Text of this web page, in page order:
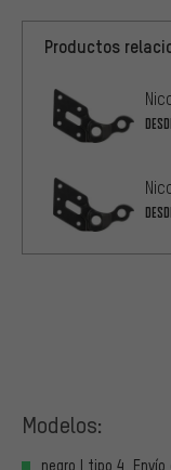
Productos
Modelos:
negro | tipo 4,